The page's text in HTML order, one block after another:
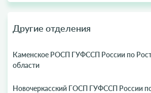
Другие отделения
Каменское РОСП ГУФССП России по
области
Новочеркасский ГОСП ГУФССП России